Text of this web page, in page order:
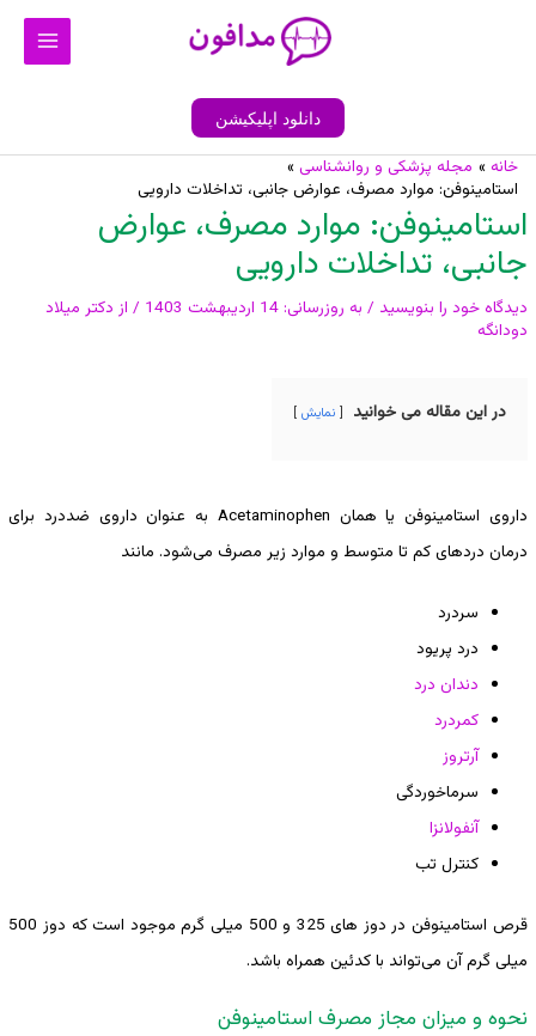
Main
دانلود اپلیکیشن
خانه
مجله پزشکی و روانشناسی
استامینوفن: موارد مصرف، عوارض جانبی، تداخلات دارویی
استامینوفن: موارد مصرف، عوارض
جانبی، تداخلات دارویی
دیدگاه‌ خود را بنویسید / به روزرسانی: 14 اردیبهشت 1403 / از دکتر میلاد
دودانگه
در این مقاله می خوانید نمایش
داروی استامینوفن یا همان Acetaminophen به عنوان داروی ضددرد برای
درمان دردهای کم تا متوسط و موارد زیر مصرف می‌شود. مانند
​​سردرد
درد پریود
دندان درد
کمردرد
آرتروز
سرماخوردگی
آنفولانزا
کنترل تب
قرص استامینوفن در دوز های 325 و 500 میلی گرم موجود است که دوز 500
میلی گرم آن می‌تواند با کدئین همراه باشد.
نحوه و میزان مجاز مصرف استامینوفن
پیمایش
نوشته